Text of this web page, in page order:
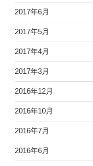
2017年6月
2017年5月
2017年4月
2017年3月
2016年12月
2016年10月
2016年7月
2016年6月